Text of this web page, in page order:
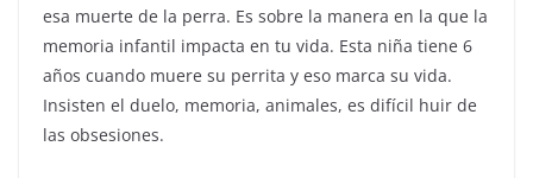
esa muerte de la perra. Es sobre la manera en la que la
memoria infantil impacta en tu vida. Esta niña tiene 6
años cuando muere su perrita y eso marca su vida.
Insisten el duelo, memoria, animales, es difícil huir de
las obsesiones.